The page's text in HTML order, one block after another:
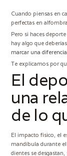
Cuando piensas en
perfectas en
Pero si haces
hay algo que
marcar una
Te explicamos por
El
una
de lo
El impacto físico, el
mandíbula durante
dientes se